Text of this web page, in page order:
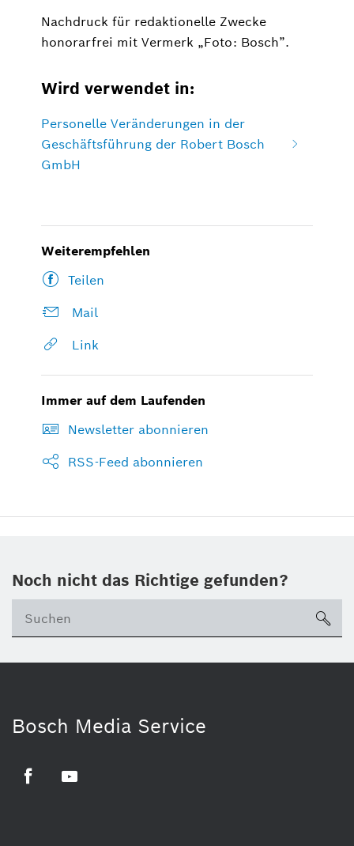
Nachdruck für redaktionelle Zwecke
honorarfrei mit Vermerk „Foto: Bosch”.
Wird verwendet in:
Personelle Veränderungen in der
Geschäftsführung der Robert Bosch
GmbH
Weiterempfehlen
Teilen
Mail
Link
Immer auf dem Laufenden
Newsletter abonnieren
RSS-Feed abonnieren
Noch nicht das Richtige gefunden?
Bosch Media Service